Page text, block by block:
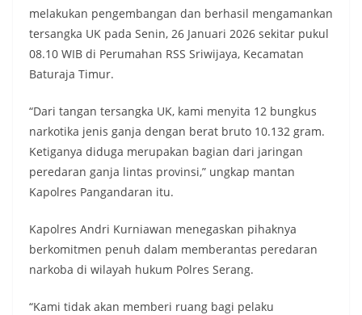
melakukan pengembangan dan berhasil mengamankan
tersangka UK pada Senin, 26 Januari 2026 sekitar pukul
08.10 WIB di Perumahan RSS Sriwijaya, Kecamatan
Baturaja Timur.
“Dari tangan tersangka UK, kami menyita 12 bungkus
narkotika jenis ganja dengan berat bruto 10.132 gram.
Ketiganya diduga merupakan bagian dari jaringan
peredaran ganja lintas provinsi,” ungkap mantan
Kapolres Pangandaran itu.
Kapolres Andri Kurniawan menegaskan pihaknya
berkomitmen penuh dalam memberantas peredaran
narkoba di wilayah hukum Polres Serang.
“Kami tidak akan memberi ruang bagi pelaku